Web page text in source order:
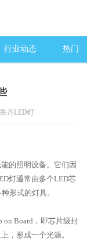
行业动态 热门
丹LED灯
的照明设备。它们因
灯通常由多个LED芯
形式的灯具。
on Board，即芯片级封
，形成一个光源。